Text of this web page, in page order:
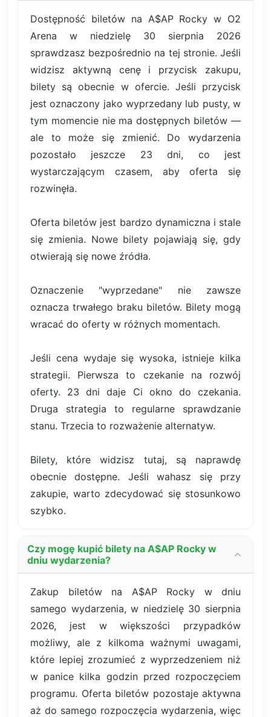
Dostępność biletów na A$AP Rocky w O2
Arena w niedzielę 30 sierpnia 2026
sprawdzasz bezpośrednio na tej stronie. Jeśli
widzisz aktywną cenę i przycisk zakupu,
bilety są obecnie w ofercie. Jeśli przycisk
jest oznaczony jako wyprzedany lub pusty, w
tym momencie nie ma dostępnych biletów —
ale to może się zmienić. Do wydarzenia
pozostało jeszcze 23 dni, co jest
wystarczającym czasem, aby oferta się
rozwinęła.
Oferta biletów jest bardzo dynamiczna i stale
się zmienia. Nowe bilety pojawiają się, gdy
otwierają się nowe źródła.
Oznaczenie "wyprzedane" nie zawsze
oznacza trwałego braku biletów. Bilety mogą
wracać do oferty w różnych momentach.
Jeśli cena wydaje się wysoka, istnieje kilka
strategii. Pierwsza to czekanie na rozwój
oferty. 23 dni daje Ci okno do czekania.
Druga strategia to regularne sprawdzanie
stanu. Trzecia to rozważenie alternatyw.
Bilety, które widzisz tutaj, są naprawdę
obecnie dostępne. Jeśli wahasz się przy
zakupie, warto zdecydować się stosunkowo
szybko.
Czy mogę kupić bilety na A$AP Rocky w
dniu wydarzenia?
Zakup biletów na A$AP Rocky w dniu
samego wydarzenia, w niedzielę 30 sierpnia
2026, jest w większości przypadków
możliwy, ale z kilkoma ważnymi uwagami,
które lepiej zrozumieć z wyprzedzeniem niż
w panice kilka godzin przed rozpoczęciem
programu. Oferta biletów pozostaje aktywna
aż do samego rozpoczęcia wydarzenia, więc